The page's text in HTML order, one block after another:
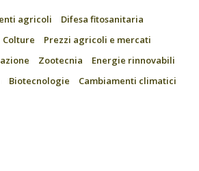
agricoli
Difesa fitosanitaria
Colture
Prezzi agricoli e mercati
Zootecnia
Energie rinnovabili
Biotecnologie
Cambiamenti climatici